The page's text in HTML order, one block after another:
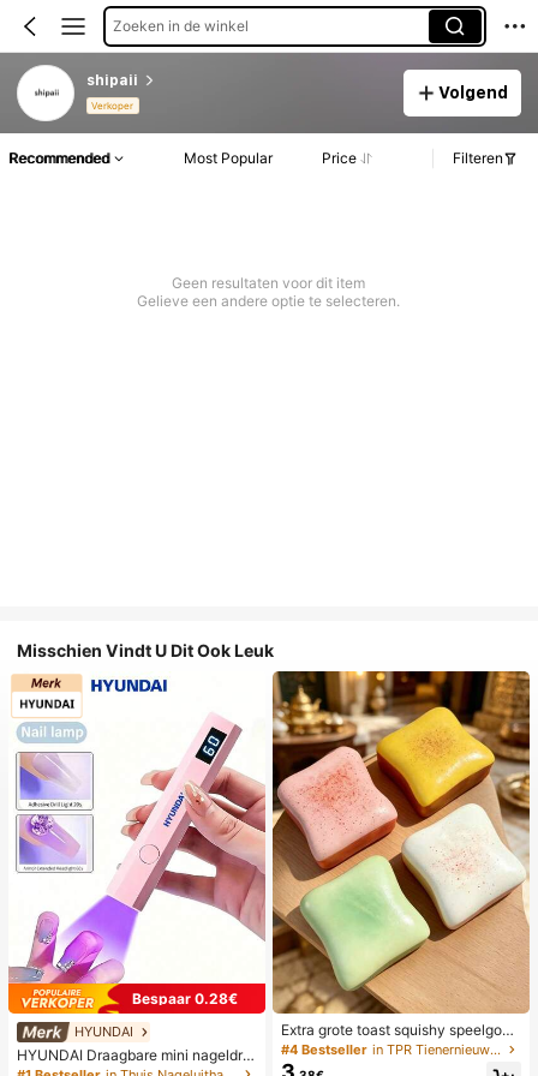
Zoeken in de winkel
shipaii
Verkoper
Volgend
Recommended Most Popular Price Filteren
Geen resultaten voor dit item
Gelieve een andere optie te selecteren.
Misschien Vindt U Dit Ook Leuk
Bespaar 0.28€
HYUNDAI
HYUNDAI Draagbare mini nageldro
ger, oplaadbare handlamp UV/LED
Extra grote toast squishy speelgoe
d, superzachte boter toast stressve
rlichtend knijpspeelgoed, verkrijgba
#4 Bestseller in TPR Tienernieuwigheid en grappenspeelgoed